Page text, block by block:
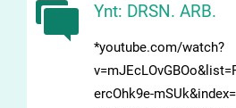
Ynt: DRSN. ARB.
*youtube.com/watch?
ercOhk9e-